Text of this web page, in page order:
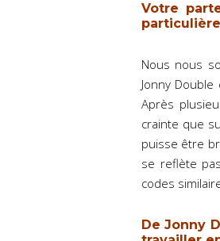
Votre
Nous nous
Jonny
Après
crainte que
puisse être
se reflète
codes
De Jonny